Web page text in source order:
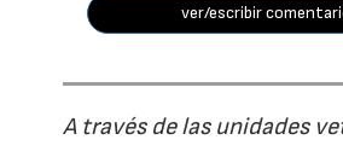
ver/escribir
A través de las unidades